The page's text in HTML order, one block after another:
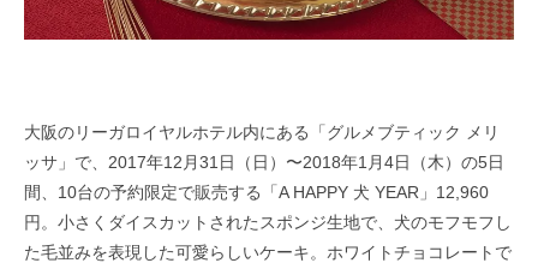
大阪のリーガロイヤルホテル内にある「グルメブティック メリ
ッサ」で、2017年12月31日（日）〜2018年1月4日（木）の5日
間、10台の予約限定で販売する「A HAPPY 犬 YEAR」12,960
円。小さくダイスカットされたスポンジ生地で、犬のモフモフし
た毛並みを表現した可愛らしいケーキ。ホワイトチョコレートで